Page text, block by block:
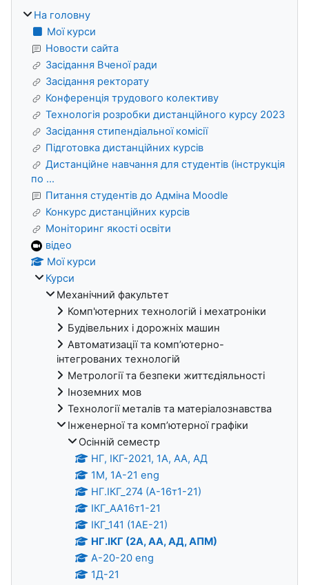
На головну
Мої курси
Новости сайта
Засідання Вченої ради
Засідання ректорату
Конференція трудового колективу
Технологія розробки дистанційного курсу 2023
Засідання стипендіальної комісії
Підготовка дистанційних курсів
Дистанційне навчання для студентів (інструкція
по ...
Питання студентів до Адміна Moodle
Конкурс дистанційних курсів
Моніторинг якості освіти
відео
Мої курси
Курси
Механічний факультет
Комп'ютерних технологій і мехатроніки
Будівельних і дорожніх машин
Автоматизації та комп’ютерно-
інтегрованих технологій
Метрології та безпеки життєдіяльності
Іноземних мов
Технології металів та матеріалознавства
Інженерної та комп’ютерної графіки
Осінній семестр
НГ, ІКГ-2021, 1А, АА, АД
1М, 1А-21 eng
НГ.ІКГ_274 (А-16т1-21)
ІКГ_АА16т1-21
ІКГ_141 (1АЕ-21)
НГ.ІКГ (2А, АА, АД, АПМ)
А-20-20 eng
1Д-21